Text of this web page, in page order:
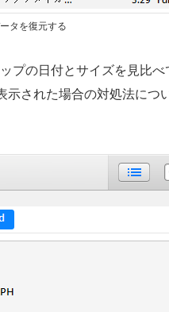
タを復元する
の日付とサイズを見比べ
された場合の対処法につ